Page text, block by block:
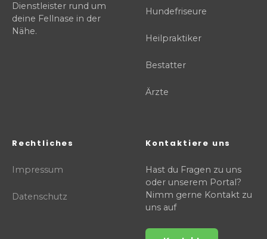
Dienstleister rund um
deine Fellnase in der
Nähe.
Hundefriseure
Heilpraktiker
Bestatter
Ärzte
Rechtliches
Impressum
Datenschutz
Kontaktiere uns
Hast du Fragen zu uns
oder unserem Portal?
Nimm gerne Kontakt zu
uns auf